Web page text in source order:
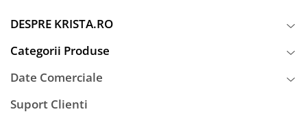
DESPRE KRISTA.RO
Categorii Produse
Date Comerciale
Suport Clienti